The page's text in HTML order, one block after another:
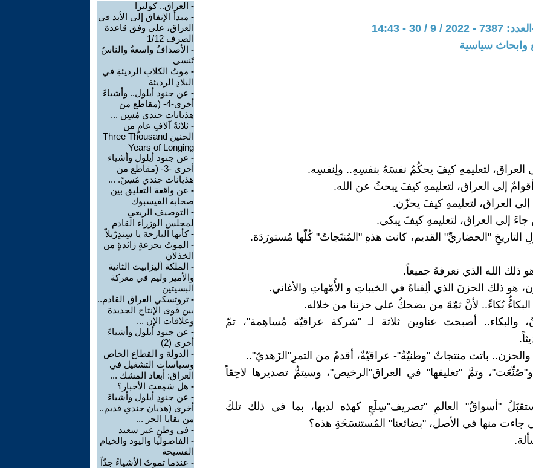
9 / 30 - 14:43
وابحاث سياسية
العراق، لتعليمهِ كيفَ يحكُمُ نفسَهُ بنفسِهِ.. ولِنفسِه.
إلى العراق، لتعليمهِ كيفَ يبحثُ عن الله.
إلى العراق، لتعليمهِ كيفَ يحزّن.
جاءَ إلى العراق، لتعليمهِ كيفَ يبكي.
التاريخِ "الحضاريِّ" القديم، كانت هذهِ "المُنتَجاتُ" كُلّها مُستورَدَة.
ذلك الله الذي نعرفهُ جميعاً.
هو ذلك الحزنَ الذي ألِفناهُ في الخيباتِ و الأُمّهاتِ والأغاني.
بُكاءً.. لأنَّ ثمّةَ من يضحكُ على حزننا من خلاله.
والبكاء.. أصبحت عناوين ثلاثة لـ "شركة عراقيّة مُساهِمة"، تمّ
والحزن.. باتت منتجاتٌ "وطنيّةٌ"- عراقيّةٌ، أقدمُ من التمرِ"الزَهديّ"..
وتمَّ "تغليفها" في العراق"الرخيص"، وسيتمُّ تصديرها لاحِقاً
"أسواقُ" العالمِ "تصريف"سِلَعٍ كهذه لديها، بما في ذلك تلكَ
جاءت منها في الأصل، "بضائعنا" المُستنسَخَةِ هذه؟
- العراق.. كوليرا
- مبدأ الإنفاق إلى الأبد في
العراق، على وفق قاعدة
الصرف 1/12
- الأصدافُ واسعةٌ والناسُ
تَنسى
- موتُ الكلابِ الرديئةِ في
البلادِ الرديئة
- عن جنود أيلول.. وأشياءَ
أخرى-4- (مقاطع من
هذيانات جندي مُسِن ...
- ثلاثةُ آلافِ عامٍ من
الحنين Three Thousand
Years of Longing
- عن جنود أيلول وأشياء
أخرى -3- (مقاطع من
هذيانات جندي مُسِنّ. ...
- عن واقعة التعليق بين
صحابة الفيسبوك
- التوصيف الريعي
لمجلس الوزراء القادم
-كأنها البارحة يا سِندِرّيلاّ
- الموتُ بجرعةٍ زائدةٍ من
الخذلان
- الملكة أليزابيث الثانية
والأمير وليم في معركة
البسيتين
- تروتسكي العراق القادم..
بين قوى الإنتاج الجديدة
وعلاقات الإن ...
- عن جنود أيلول وأشياءَ
أخرى (2)
- الدولة و القطاع الخاص
وسياسات التشغيل في
العراق: أبعاد المشك ...
- هل سَمِعتَ الأخبار؟
- عن جنودِ أيلول وأشياءَ
أخرى (هذيان جندي قديم..
من بقايا الحر ...
- في وطنٍ غير سعيد
- الفاصوليا واليود والخيام
الفسيحة
- عندما تموتُ الأشياءُ جدّاً